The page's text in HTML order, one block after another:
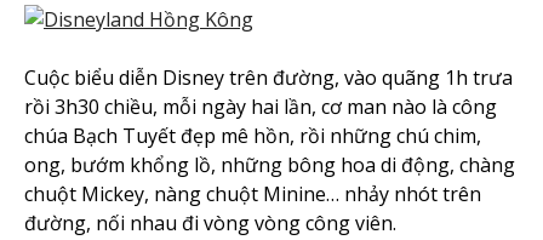
Cuộc biểu diễn Disney trên đường, vào quãng 1h trưa
rồi 3h30 chiều, mỗi ngày hai lần, cơ man nào là công
chúa Bạch Tuyết đẹp mê hồn, rồi những chú chim,
ong, bướm khổng lồ, những bông hoa di động, chàng
chuột Mickey, nàng chuột Minine… nhảy nhót trên
đường, nối nhau đi vòng vòng công viên.